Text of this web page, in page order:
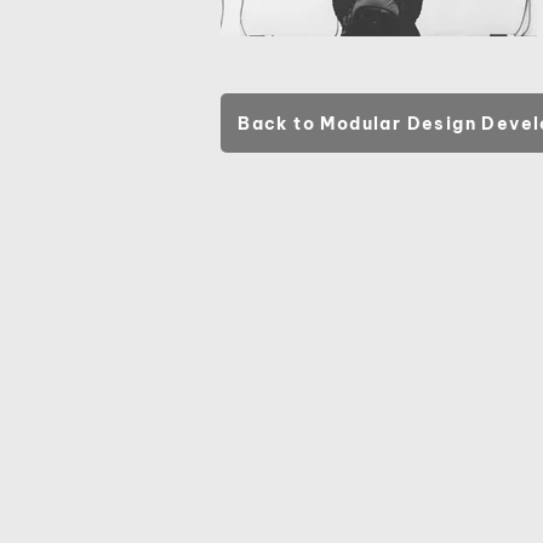
Back to Modular Design